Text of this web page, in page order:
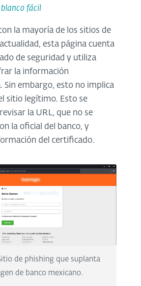
blanco fácil
la mayoría de los sitios de
esta página cuenta
de seguridad y utiliza
la información
Sin embargo, esto no implica
sitio legítimo. Esto se
la URL, que no se
la oficial del banco, y
del certificado.
de phishing que suplanta
de banco mexicano.